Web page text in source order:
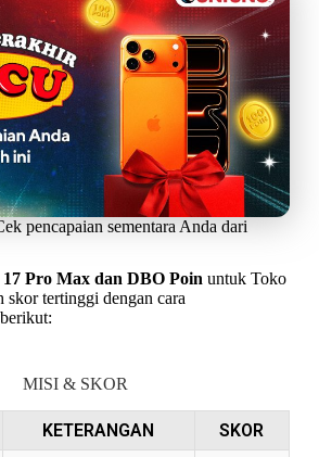
pencapaian sementara Anda dari
17 Pro Max dan DBO Poin untuk Toko
skor tertinggi dengan cara
MISI & SKOR
KETERANGAN SKOR